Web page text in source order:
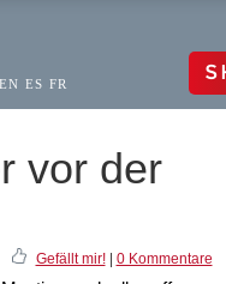
EN ES FR
vor der
Gefällt mir!| 0 Kommentare